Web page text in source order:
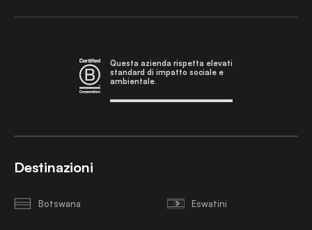
Questa azienda rispetta elevati
standard di impatto sociale e
ambientale.
Destinazioni
Botswana Eswatini